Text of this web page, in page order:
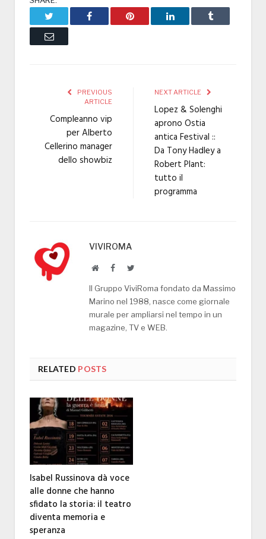
Facebook Pinterest LinkedIn Tumblr
Email
PREVIOUS
ARTICLE
Compleanno vip
per Alberto
Cellerino manager
dello showbiz
NEXT ARTICLE
Lopez & Solenghi
aprono Ostia
antica Festival ::
Da Tony Hadley a
Robert Plant:
tutto il
programma
VIVIROMA
WebsiteFacebookTwitter
Il Gruppo ViviRoma fondato da Massimo
Marino nel 1988, nasce come giornale
murale per ampliarsi nel tempo in un
magazine, TV e WEB.
RELATED POSTS
Isabel Russinova dà voce
alle donne che hanno
sfidato la storia: il teatro
diventa memoria e
speranza